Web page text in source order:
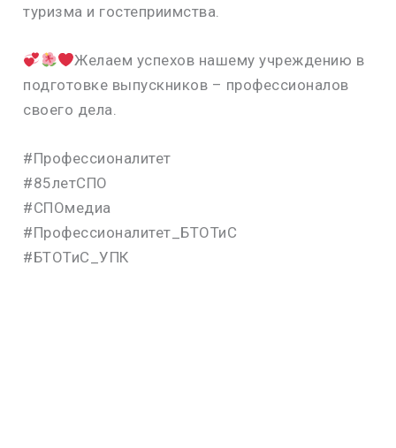
туризма и гостеприимства.
Желаем успехов нашему учреждению в
подготовке выпускников – профессионалов
своего дела.
#Профессионалитет
#85летСПО
#СПОмедиа
#Профессионалитет_БТОТиС
#БТОТиС_УПК